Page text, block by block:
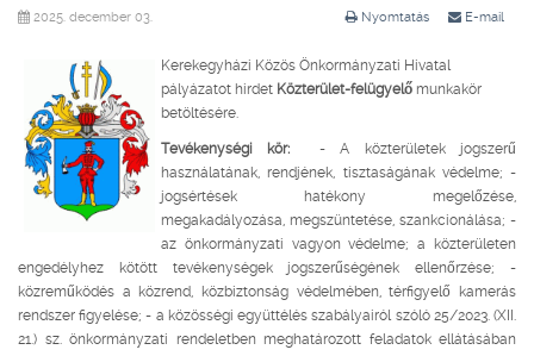
Nyomtatás E-mail
2025. december 03.
Kerekegyházi Közös Önkormányzati Hivatal
pályázatot hirdet Közterület-felügyelő munkakör
betöltésére.
Tevékenységi kör: - A közterületek jogszerű
használatának, rendjének, tisztaságának védelme; -
jogsértések hatékony megelőzése,
megakadályozása, megszüntetése, szankcionálása; -
az önkormányzati vagyon védelme; a közterületen
engedélyhez kötött tevékenységek jogszerűségének ellenőrzése; -
közreműködés a közrend, közbiztonság védelmében, térfigyelő kamerás
rendszer figyelése; - a közösségi együttélés szabályairól szóló 25/2023. (XII.
21.) sz. önkormányzati rendeletben meghatározott feladatok ellátásában